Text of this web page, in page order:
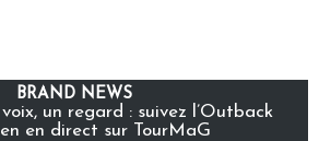
BRAND NEWS
un regard : suivez l’Outback
en direct sur TourMaG